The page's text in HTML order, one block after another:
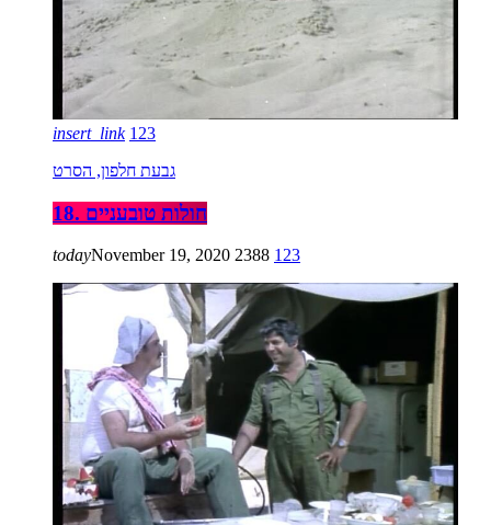
insert_link 123
גבעת חלפון, הסרט
18. חולות טובעניים
todayNovember 19, 2020 2388 123